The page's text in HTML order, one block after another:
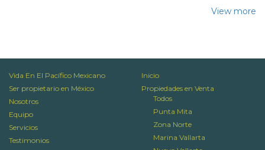
View more
Vida En El Pacífico Mexicano
Ser propietario en México
Nosotros
Equipo
Servicios
Testimonios
Inicio
Propiedades en Venta
Todos
Punta Mita
Zona Norte
Marina Vallarta